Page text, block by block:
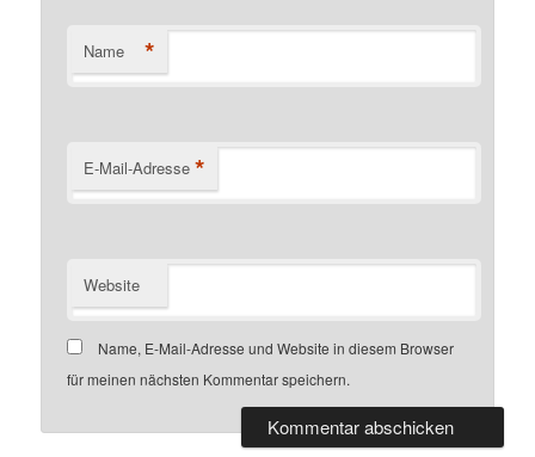
Name *
E-Mail-Adresse *
Website
Name, E-Mail-Adresse und Website in diesem Browser
für meinen nächsten Kommentar speichern.